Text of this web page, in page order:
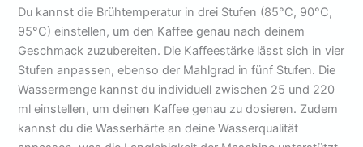
Du kannst die Brühtemperatur in drei Stufen (85°C, 90°C,
95°C) einstellen, um den Kaffee genau nach deinem
Geschmack zuzubereiten. Die Kaffeestärke lässt sich in vier
Stufen anpassen, ebenso der Mahlgrad in fünf Stufen. Die
Wassermenge kannst du individuell zwischen 25 und 220
ml einstellen, um deinen Kaffee genau zu dosieren. Zudem
kannst du die Wasserhärte an deine Wasserqualität